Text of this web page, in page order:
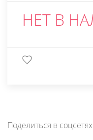
НЕТ В
Поделиться в соцсетях